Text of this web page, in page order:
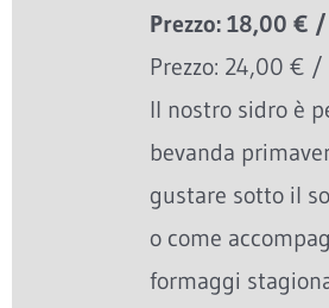
Prezzo: 18,00 €
Prezzo: 24,00 €
Il nostro sidro è
bevanda
gustare sotto il
o come
formaggi